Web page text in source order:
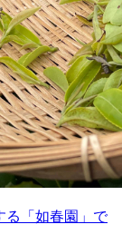
る「如春園」で